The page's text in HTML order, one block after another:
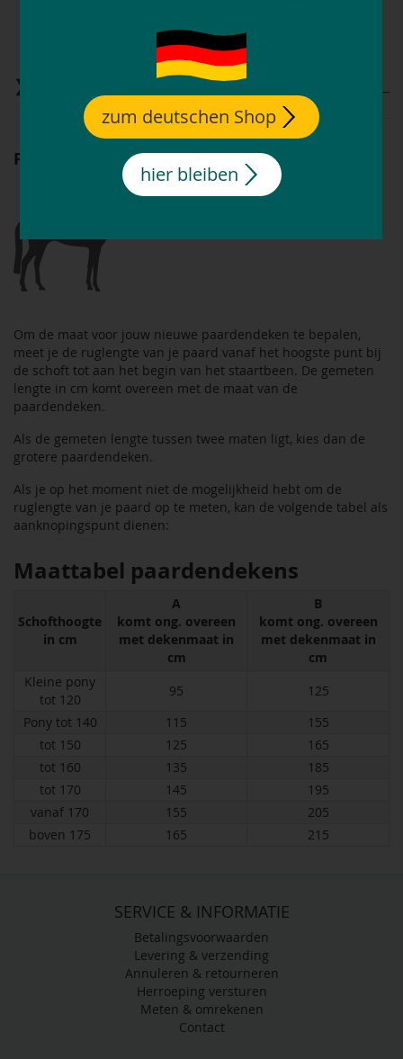
% katoen, 10 % linnen
Paardendeken meten
Om de maat voor jouw nieuwe paardendeken te bepalen,
meet je de ruglengte van je paard vanaf het hoogste punt bij
de schoft tot aan het begin van het staartbeen. De gemeten
lengte in cm komt overeen met de maat van de
paardendeken.
Als de gemeten lengte tussen twee maten ligt, kies dan de
grotere paardendeken.
Als je op het moment niet de mogelijkheid hebt om de
ruglengte van je paard op te meten, kan de volgende tabel als
aanknopingspunt dienen:
Maattabel paardendekens
Schofthoogte
in cm
A
komt ong. overeen
met dekenmaat in
cm
B
komt ong. overeen
met dekenmaat in
cm
Kleine pony
tot 120
95
125
Pony tot 140
115
155
tot 150
125
165
tot 160
135
185
tot 170
145
195
vanaf 170
155
205
boven 175
165 215
SERVICE & INFORMATIE
Betalingsvoorwaarden
Levering & verzending
Annuleren & retourneren
Herroeping versturen
Meten & omrekenen
Contact
zum deutschen Shop
hier bleiben